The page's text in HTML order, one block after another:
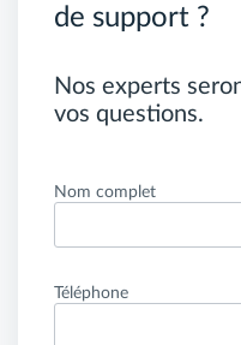
de support ?
Nos experts
vos questions.
Nom complet
Téléphone